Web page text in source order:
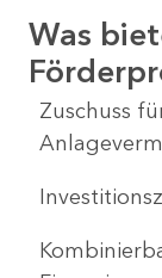
Was
Zuschuss